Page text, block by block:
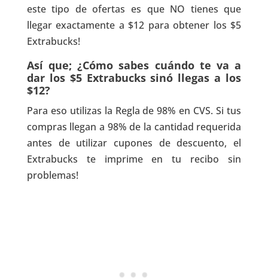
este tipo de ofertas es que NO tienes que
llegar exactamente a $12 para obtener los $5
Extrabucks!
Así que; ¿Cómo sabes cuándo te va a
dar los $5 Extrabucks sinó llegas a los
$12?
Para eso utilizas la Regla de 98% en CVS. Si tus
compras llegan a 98% de la cantidad requerida
antes de utilizar cupones de descuento, el
Extrabucks te imprime en tu recibo sin
problemas!